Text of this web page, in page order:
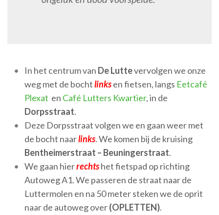
In het centrum van De Luttevervolgen we onze
weg met de bochtlinksen fietsen, langs Eetcafé
Plexat en Café Lutters Kwartier, in de
Dorpsstraat.
Deze Dorpsstraat volgen we en gaan weer met
de bocht naarlinks. We komen bij de kruising
Bentheimerstraat – Beuningerstraat.
We gaan hierrechtshet fietspad op richting
Autoweg A1. We passeren de straat naar de
Luttermolen en na 50 meter steken we de oprit
naar de autoweg over(OPLETTEN).